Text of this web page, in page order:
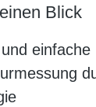
Blick
einfache